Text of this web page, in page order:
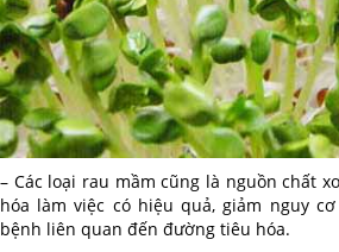
– Các loại rau mầm cũng là nguồn chất
hóa làm việc có hiệu quả, giảm nguy
bệnh liên quan đến đường tiêu hóa.